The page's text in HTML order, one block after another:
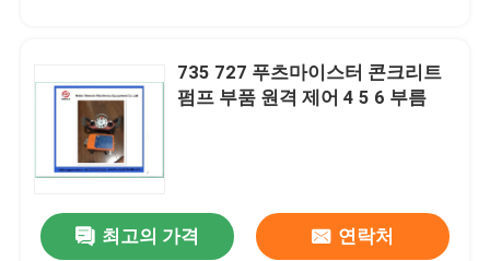
735 727 푸츠마이스터 콘크리트
펌프 부품 원격 제어 4 5 6 부름
최고의 가격 연락처